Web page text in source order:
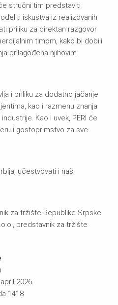
stručni tim predstaviti
iskustva iz realizovanih
priliku za direktan razgovor
timom, kako bi dobili
prilagođena njihovim
i priliku za dodatno jačanje
kao i razmenu znanja
Kao i uvek, PERI će
i gostoprimstvo za sve
učestvovati i naši
za tržište Republike Srpske
predstavnik za tržište
2026.
1418